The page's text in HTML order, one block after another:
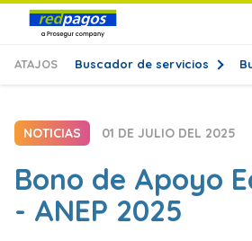
ATAJOS Buscador de servicios
NOTICIAS 01 DE JULIO DEL 2025
Bono de Apoyo
- ANEP 2025